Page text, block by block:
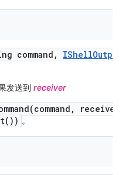
command , IShellOutput
发送到 receiver
。